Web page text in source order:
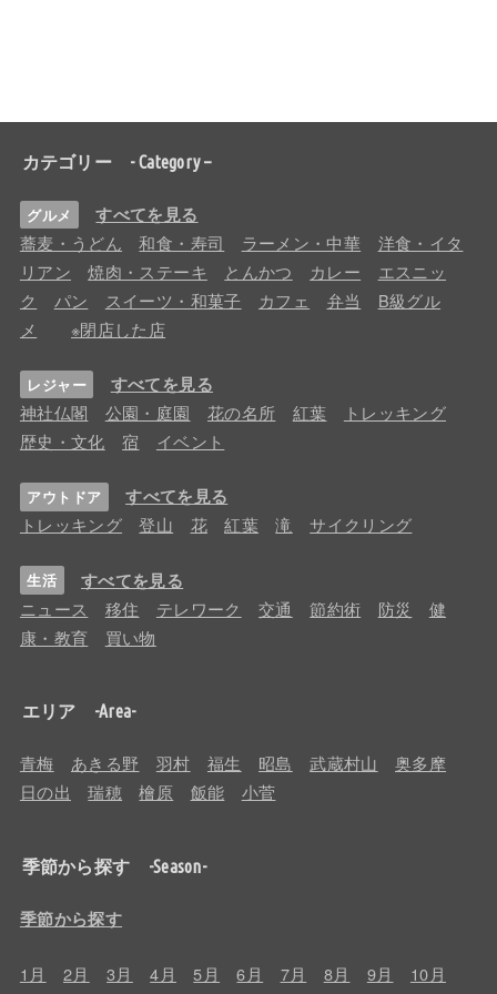
カテゴリー - Category –
グルメ すべてを見る
蕎麦・うどん 和食・寿司 ラーメン・中華
洋食・イタ
リアン
焼肉・ステーキ とんかつ カレー
エスニッ
ク
パン スイーツ・和菓子 カフェ 弁当
B級グル
メ
※閉店した店
レジャー すべてを見る
神社仏閣 公園・庭園 花の名所 紅葉
トレッキング
歴史・文化
宿 イベント
アウトドア すべてを見る
トレッキング 登山 花 紅葉 滝 サイクリング
生活 すべてを見る
ニュース 移住 テレワーク 交通 節約術 防災
健
康・教育
買い物
エリア -Area-
青梅 あきる野 羽村 福生 昭島 武蔵村山
奥多摩
日の出
瑞穂 檜原 飯能 小菅
季節から探す -Season-
季節から探す
1月 2月 3月 4月 5月 6月 7月 8月 9月
10月